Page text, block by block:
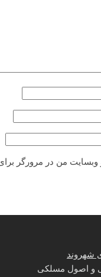
وبسایت من در مرورگر
شهروند
و اصول مسلکی